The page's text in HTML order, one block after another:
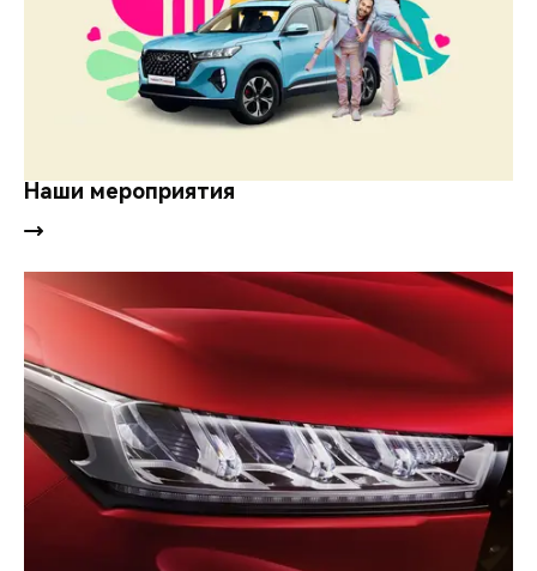
Наши мероприятия